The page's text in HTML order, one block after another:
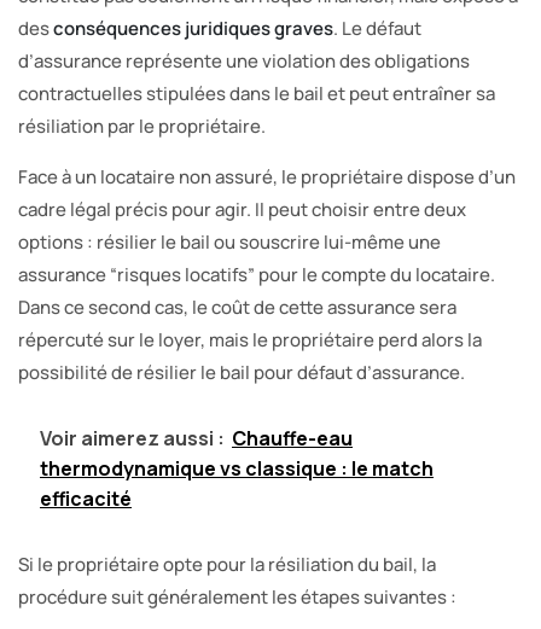
desconséquences juridiques graves. Le défaut
d’assurance représente une violation des obligations
contractuelles stipulées dans le bail et peut entraîner sa
résiliation par le propriétaire.
Face à un locataire non assuré, le propriétaire dispose d’un
cadre légal précis pour agir. Il peut choisir entre deux
options : résilier le bail ou souscrire lui-même une
assurance “risques locatifs” pour le compte du locataire.
Dans ce second cas, le coût de cette assurance sera
répercuté sur le loyer, mais le propriétaire perd alors la
possibilité de résilier le bail pour défaut d’assurance.
Voir aimerez aussi : Chauffe-eau
thermodynamique vs classique : le match
efficacité
Si le propriétaire opte pour la résiliation du bail, la
procédure suit généralement les étapes suivantes :